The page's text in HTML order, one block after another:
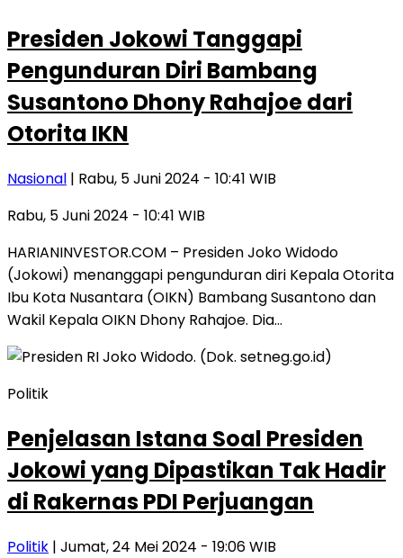
Presiden Jokowi Tanggapi
Pengunduran Diri Bambang
Susantono Dhony Rahajoe dari
Otorita IKN
Nasional | Rabu, 5 Juni 2024 - 10:41 WIB
Rabu, 5 Juni 2024 - 10:41 WIB
HARIANINVESTOR.COM – Presiden Joko Widodo
(Jokowi) menanggapi pengunduran diri Kepala Otorita
Ibu Kota Nusantara (OIKN) Bambang Susantono dan
Wakil Kepala OIKN Dhony Rahajoe. Dia…
Politik
Penjelasan Istana Soal Presiden
Jokowi yang Dipastikan Tak Hadir
di Rakernas PDI Perjuangan
Politik | Jumat, 24 Mei 2024 - 19:06 WIB